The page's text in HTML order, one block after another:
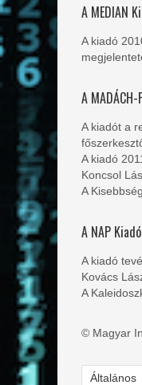
A MEDIAN
A kiadó
A
A kiadót a
A kiadó
Koncsol
A
A NAP
A kiadó
Kovács
A
© Magyar
Általános